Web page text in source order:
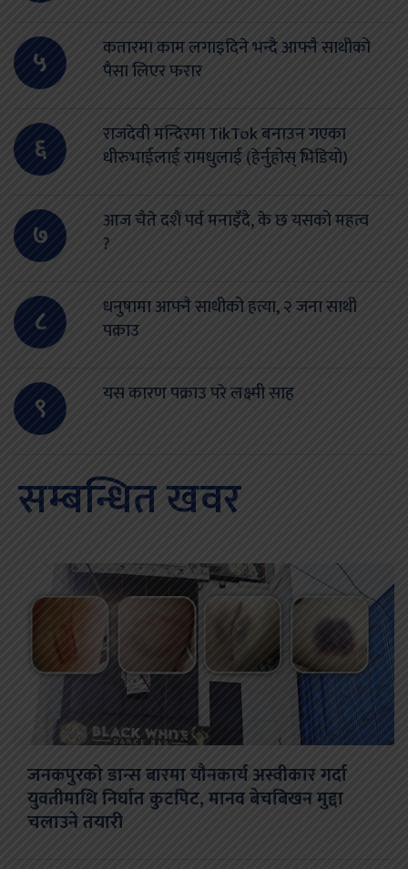
५
कतारमा काम लगाइदिने भन्दै आफ्नै साथीको
पैसा लिएर फरार
६
राजदेवी मन्दिरमा TikTok बनाउन गएका
धीरुभाईलाई रामधुलाई (हेर्नुहोस् भिडियो)
७
आज चैते दशैं पर्व मनाइँदै, के छ यसको महत्व
?
८
धनुषामा आफ्नै साथीको हत्या, २ जना साथी
पक्राउ
९ यस कारण पक्राउ परे लक्ष्मी साह
सम्बन्धित खवर
जनकपुरको डान्स बारमा यौनकार्य अस्वीकार गर्दा
युवतीमाथि निर्घात कुटपिट, मानव बेचबिखन मुद्दा
चलाउने तयारी